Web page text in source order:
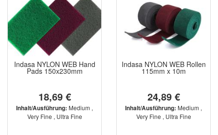
Indasa NYLON WEB Hand
Pads 150x230mm
18,69 €
Inhalt/Ausführung: Medium ,
Very Fine , Ultra Fine
Indasa NYLON WEB Rollen
115mm x 10m
24,89 €
Inhalt/Ausführung: Medium ,
Very Fine , Ultra Fine